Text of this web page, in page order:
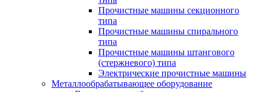
Прочистные машины секционного
типа
Прочистные машины спирального
типа
Прочистные машины штангового
(стержневого) типа
Электрические прочистные машины
Металлообрабатывающее оборудование